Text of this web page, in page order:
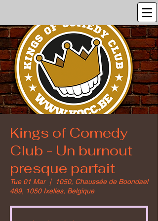
Kings of Comedy
Club - Un burnout
presque parfait
Tue 01 Mar
  |
1050, Chaussée de Boondael
489, 1050 Ixelles, Belgique